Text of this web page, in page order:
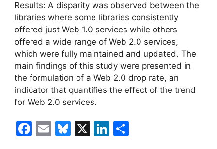
Results: A disparity was observed between the
libraries where some libraries consistently
offered just Web 1.0 services while others
offered a wide range of Web 2.0 services,
which were fully maintained and updated. The
main findings of this study were presented in
the formulation of a Web 2.0 drop rate, an
indicator that quantifies the effect of the trend
for Web 2.0 services.
F
E
Bl X
Li